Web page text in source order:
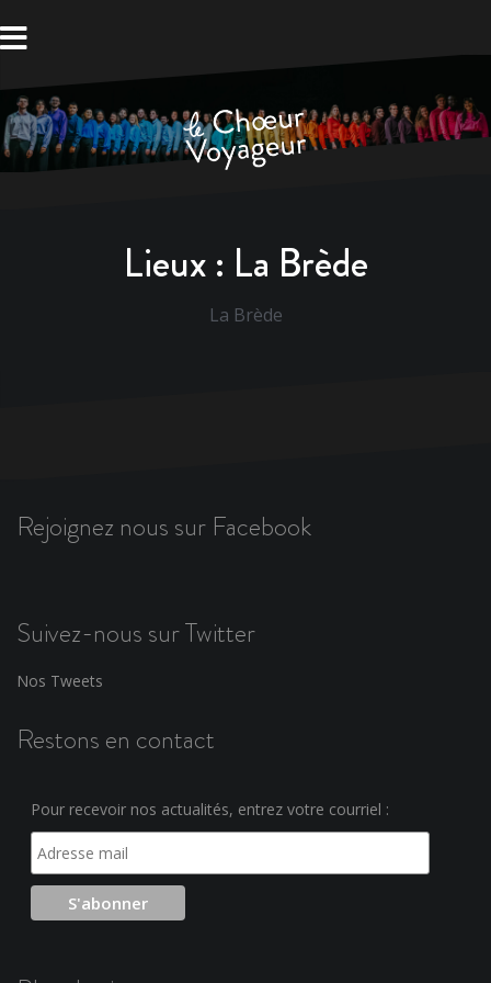
au
Lieux : La Brède
La Brède
Rejoignez nous sur Facebook
Suivez-nous sur Twitter
Nos Tweets
Restons en contact
Pour recevoir nos actualités, entrez votre courriel :